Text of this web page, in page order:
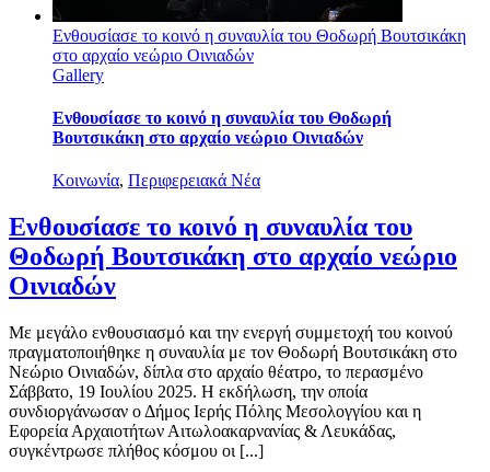
Ενθουσίασε το κοινό η συναυλία του Θοδωρή Βουτσικάκη
στο αρχαίο νεώριο Οινιαδών
Gallery
Ενθουσίασε το κοινό η συναυλία του Θοδωρή
Βουτσικάκη στο αρχαίο νεώριο Οινιαδών
Κοινωνία, Περιφερειακά Νέα
Ενθουσίασε το κοινό η συναυλία του
Θοδωρή Βουτσικάκη στο αρχαίο νεώριο
Οινιαδών
Με μεγάλο ενθουσιασμό και την ενεργή συμμετοχή του κοινού
πραγματοποιήθηκε η συναυλία με τον Θοδωρή Βουτσικάκη στο
Nεώριο Οινιαδών, δίπλα στο αρχαίο θέατρο, το περασμένο
Σάββατο, 19 Ιουλίου 2025. Η εκδήλωση, την οποία
συνδιοργάνωσαν ο Δήμος Ιερής Πόλης Μεσολογγίου και η
Εφορεία Αρχαιοτήτων Αιτωλοακαρνανίας & Λευκάδας,
συγκέντρωσε πλήθος κόσμου οι [...]